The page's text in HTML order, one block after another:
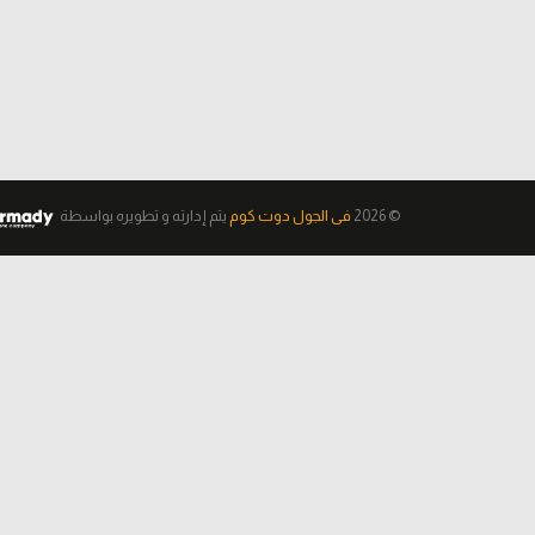
© 2026 فى الجول دوت كوم يتم إدارته و تطويره بواسطة